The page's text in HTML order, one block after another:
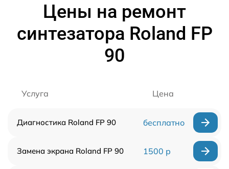
Цены на ремонт
синтезатора Roland FP
90
Услуга Цена
Диагностика Roland FP 90 бесплатно
Замена экрана Roland FP 90 1500 р